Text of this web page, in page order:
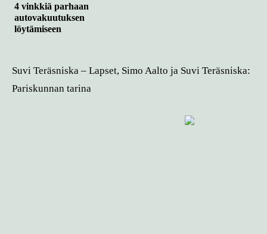
4 vinkkiä parhaan
autovakuutuksen
löytämiseen
Suvi Teräsniska – Lapset, Simo Aalto ja Suvi Teräsniska:
Pariskunnan tarina